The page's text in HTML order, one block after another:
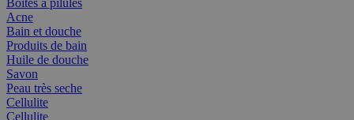
Boîtes à pilules
Acne
Bain et douche
Produits de bain
Huile de douche
Savon
Peau très seche
Cellulite
Cellulite